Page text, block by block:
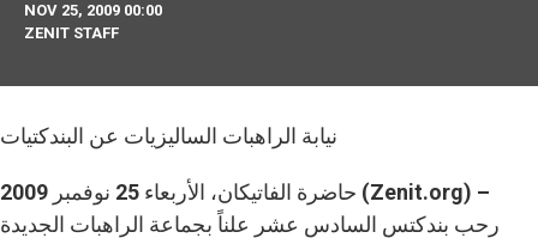
NOV 25, 2009 00:00
ZENIT STAFF
نيابة الراهبات الساليزيات عن البندكتيات
حاضرة الفاتيكان، الأربعاء 25 نوفمبر 2009 (Zenit.org) –
رحب بندكتس السادس عشر علناً بجماعة الراهبات الجديدة